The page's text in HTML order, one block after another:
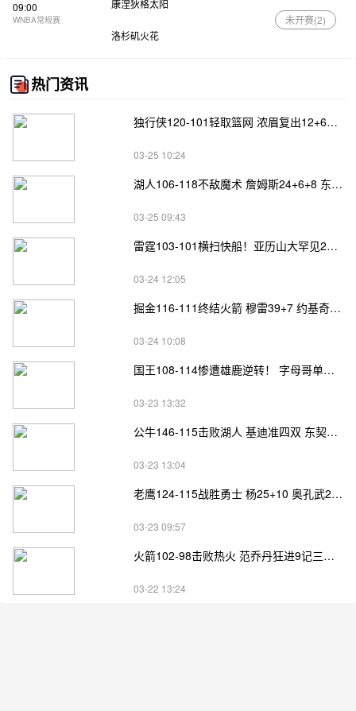
09:00
WNBA常规赛
康涅狄格太阳
洛杉矶火花
未开赛(2)
热门资讯
独行侠120-101轻取篮网 浓眉复出12+6填满数据栏 马绍尔22分
03-25 10:24
湖人106-118不敌魔术 詹姆斯24+6+8 东契奇32+7+7 小瓦32+8
03-25 09:43
雷霆103-101横扫快船！亚历山大罕见29中7 小卡25+10 哈登14中4
03-24 12:05
掘金116-111终结火箭 穆雷39+7 约基奇缺阵 杰伦-格林30分
03-24 10:08
国王108-114惨遭雄鹿逆转！ 字母哥单节22+8扭转局势
03-23 13:32
公牛146-115击败湖人 基迪准四双 东契奇34+8+6 詹姆斯复出
03-23 13:04
老鹰124-115战胜勇士 杨25+10 奥孔武22+12 巴特勒14罚25分
03-23 09:57
火箭102-98击败热火 范乔丹狂进9记三分 阿门18+9+7断
03-22 13:24